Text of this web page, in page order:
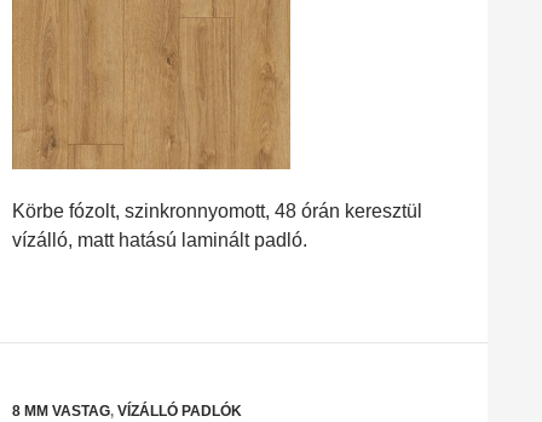
Körbe fózolt, szinkronnyomott, 48 órán keresztül
vízálló, matt hatású laminált padló.
8 MM VASTAG, VÍZÁLLÓ PADLÓK